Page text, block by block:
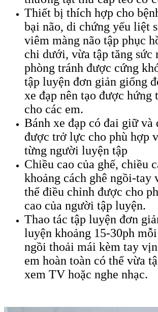
Thiết bị thích hợp cho
bại não, di chứng yếu liệt
viêm màng não tập phục
chi dưới, vừa tập tăng sức
phòng tránh được cứng
tập luyện đơn giản giống
xe đạp nên tạo được hứng
cho các em.
Bánh xe đạp có đai giữ và
được trở lực cho phù hợp
từng người luyện tập
Chiều cao của ghế, chiều
khoảng cách ghê ngồi-tay
thể điều chỉnh được cho
cao của người tập luyện.
Thao tác tập luyện đơn
luyện khoảng 15-30ph
ngồi thoải mái kèm tay
em hoàn toàn có thể vừa
xem TV hoặc nghe nhạc.